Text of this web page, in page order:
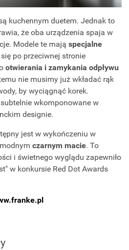
kuchennym duetem. Jednak to
że oba urządzenia spaja w
Modele te mają specjalne
po przeciwnej stronie
otwierania i zamykania odpływu
nie musimy już wkładać rąk
by wyciągnąć korek.
wkomponowane w
designie.
jest w wykończeniu w
czarnym macie. To
i świetnego wyglądu zapewniło
w konkursie Red Dot Awards